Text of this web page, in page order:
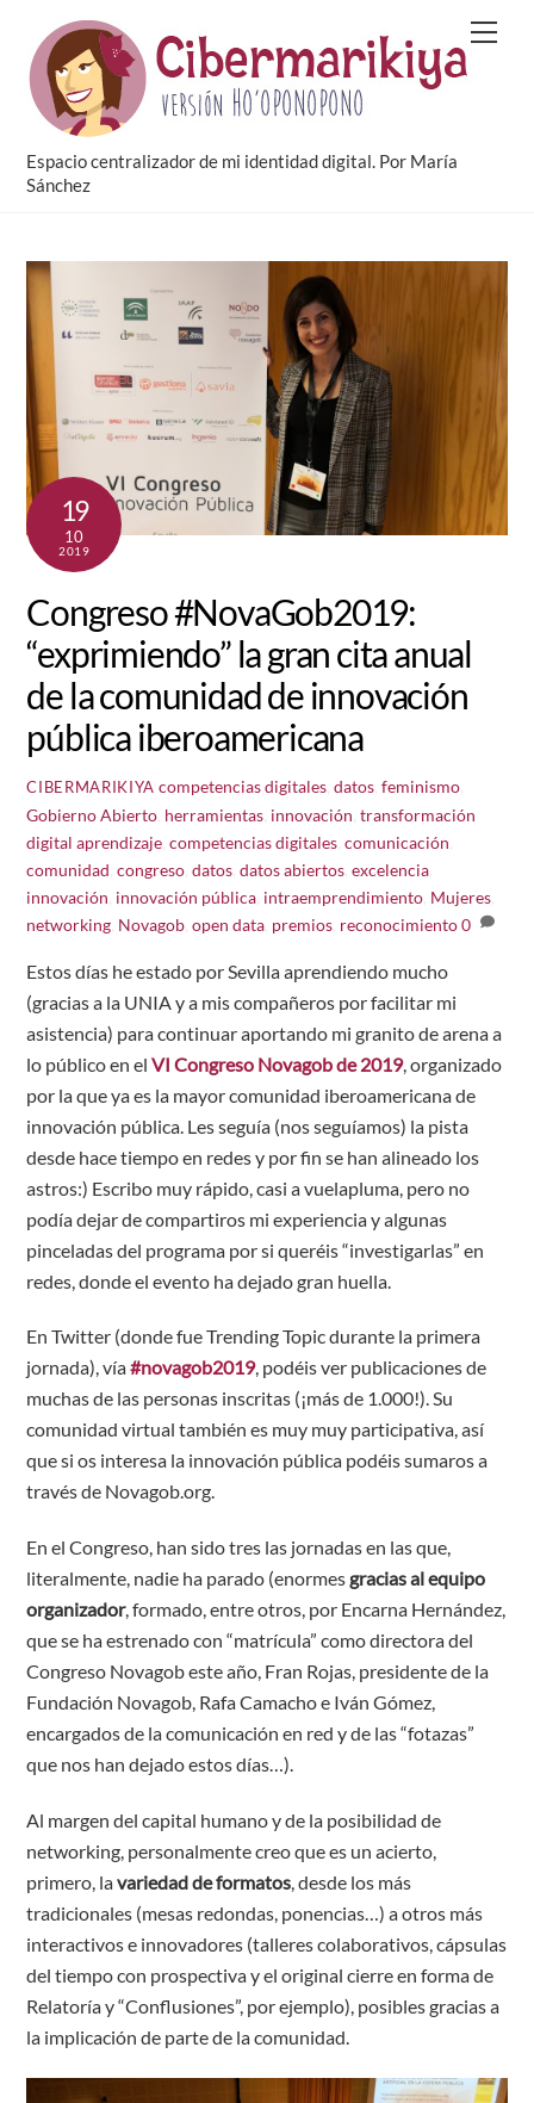
content
Espacio centralizador de mi identidad digital. Por María
Sánchez
19
10
2019
Congreso #NovaGob2019:
“exprimiendo” la gran cita anual
de la comunidad de innovación
pública iberoamericana
CIBERMARIKIYA competencias digitales, datos, feminismo,
Gobierno Abierto herramientas innovación ,transformación
digital aprendizaje ,competencias digitales ,comunicación
comunidad ,congreso ,datos ,datos abiertos ,excelencia
innovación innovación pública intraemprendimiento Mujeres
networking Novagob ,open data premios reconocimiento 0
Estos días he estado por Sevilla aprendiendo mucho
(gracias a la UNIA y a mis compañeros por facilitar mi
asistencia) para continuar aportando mi granito de arena a
lo público en elVI Congreso Novagob de 2019, organizado
por la que ya es la mayor comunidad iberoamericana de
innovación pública. Les seguía (nos seguíamos) la pista
desde hace tiempo en redes y por fin se han alineado los
astros:) Escribo muy rápido, casi a vuelapluma, pero no
podía dejar de compartiros mi experiencia y algunas
pinceladas del programa por si queréis “investigarlas” en
redes, donde el evento ha dejado gran huella.
En Twitter (donde fue Trending Topic durante la primera
jornada), vía#novagob2019, podéis ver publicaciones de
muchas de las personas inscritas (¡más de 1.000!). Su
comunidad virtual también es muy muy participativa, así
que si os interesa la innovación pública podéis sumaros a
través de Novagob.org.
En el Congreso, han sido tres las jornadas en las que,
literalmente, nadie ha parado (enormesgracias al equipo
organizador, formado, entre otros, por Encarna Hernández,
que se ha estrenado con “matrícula” como directora del
Congreso Novagob este año, Fran Rojas, presidente de la
Fundación Novagob, Rafa Camacho e Iván Gómez,
encargados de la comunicación en red y de las “fotazas”
que nos han dejado estos días…).
Al margen del capital humano y de la posibilidad de
networking, personalmente creo que es un acierto,
primero, lavariedad de formatos, desde los más
tradicionales (mesas redondas, ponencias…) a otros más
interactivos e innovadores (talleres colaborativos, cápsulas
del tiempo con prospectiva y el original cierre en forma de
Relatoría y “Conflusiones”, por ejemplo), posibles gracias a
la implicación de parte de la comunidad.